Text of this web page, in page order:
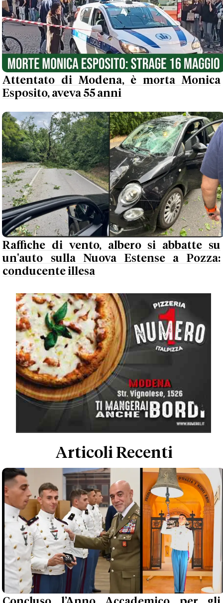
Attentato di Modena, è morta Monica
Esposito, aveva 55 anni
Raffiche di vento, albero si abbatte su
un'auto sulla Nuova Estense a Pozza:
conducente illesa
Articoli Recenti